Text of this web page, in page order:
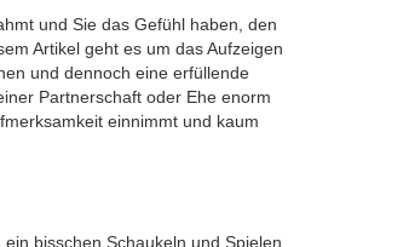
und Sie das Gefühl haben, den
Artikel geht es um das Aufzeigen
und dennoch eine erfüllende
Partnerschaft oder Ehe enorm
einnimmt und kaum
bisschen Schaukeln und Spielen